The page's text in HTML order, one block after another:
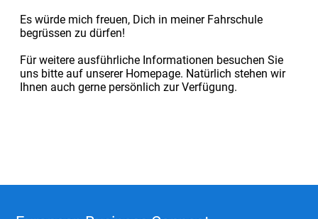
Es würde mich freuen, Dich in meiner Fahrschule
begrüssen zu dürfen!
Für weitere ausführliche Informationen besuchen Sie
uns bitte auf unserer Homepage. Natürlich stehen wir
Ihnen auch gerne persönlich zur Verfügung.